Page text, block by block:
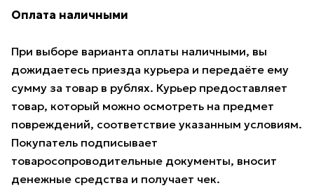
Оплата наличными
При выборе варианта оплаты наличными, вы
дожидаетесь приезда курьера и передаёте ему
сумму за товар в рублях. Курьер предоставляет
товар, который можно осмотреть на предмет
повреждений, соответствие указанным условиям.
Покупатель подписывает
товаросопроводительные документы, вносит
денежные средства и получает чек.